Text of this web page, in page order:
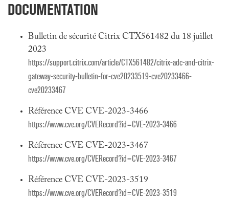
DOCUMENTATION
Bulletin de sécurité Citrix CTX561482 du 18 juillet
2023
https://support.citrix.com/article/CTX561482/citrix-adc-and-citrix-
gateway-security-bulletin-for-cve20233519-cve20233466-
cve20233467
Référence CVE CVE-2023-3466
https://www.cve.org/CVERecord?id=CVE-2023-3466
Référence CVE CVE-2023-3467
https://www.cve.org/CVERecord?id=CVE-2023-3467
Référence CVE CVE-2023-3519
https://www.cve.org/CVERecord?id=CVE-2023-3519